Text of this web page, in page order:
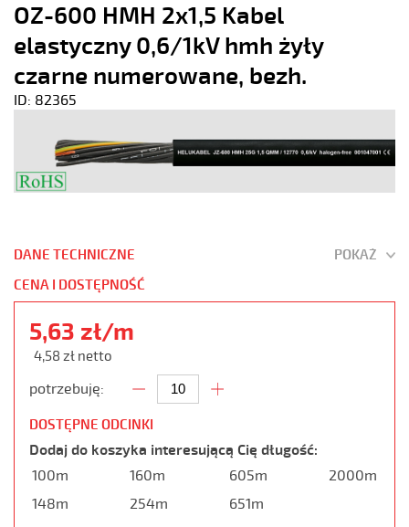
OZ-600 HMH 2x1,5 Kabel
elastyczny 0,6/1kV hmh żyły
czarne numerowane, bezh.
ID: 82365
DANE TECHNICZNE
POKAŻ
CENA I DOSTĘPNOŚĆ
5,63 zł/m
4,58 zł netto
potrzebuję:
DOSTĘPNE ODCINKI
Dodaj do koszyka interesującą Cię długość:
100m
148m
160m
254m
605m
651m
2000m